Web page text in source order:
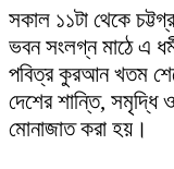
‎সকাল ১১টা থেকে
ভবন সংলগ্ন মাঠে এ
পবিত্র কুরআন খতম
দেশের শান্তি, সমৃদ্ধি
মোনাজাত করা হয়।